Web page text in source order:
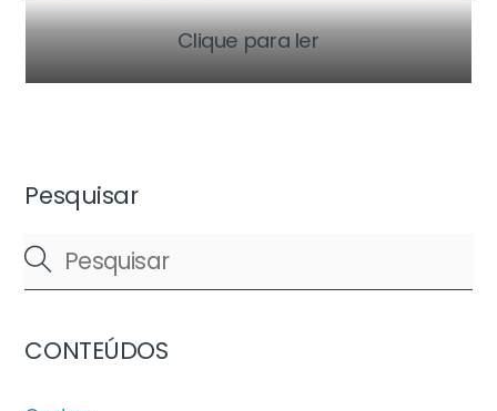
Clique para ler
Pesquisar
CONTEÚDOS